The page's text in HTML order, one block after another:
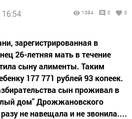
1084 0 0
зарегистрированная в
26-летняя мать в течение
сыну алименты. Таким
177 771 рублей 93 копеек.
сын проживал в
дом" Дрожжановского
не навещала и не звонила....